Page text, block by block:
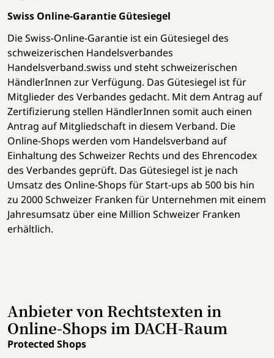
Swiss Online-Garantie Gütesiegel
Die Swiss-Online-Garantie ist ein Gütesiegel des
schweizerischen Handelsverbandes
Handelsverband.swiss und steht schweizerischen
HändlerInnen zur Verfügung. Das Gütesiegel ist für
Mitglieder des Verbandes gedacht. Mit dem Antrag auf
Zertifizierung stellen HändlerInnen somit auch einen
Antrag auf Mitgliedschaft in diesem Verband. Die
Online-Shops werden vom Handelsverband auf
Einhaltung des Schweizer Rechts und des Ehrencodex
des Verbandes geprüft. Das Gütesiegel ist je nach
Umsatz des Online-Shops für Start-ups ab 500 bis hin
zu 2000 Schweizer Franken für Unternehmen mit einem
Jahresumsatz über eine Million Schweizer Franken
erhältlich.
Anbieter von Rechtstexten in
Online-Shops im DACH-Raum
Protected Shops